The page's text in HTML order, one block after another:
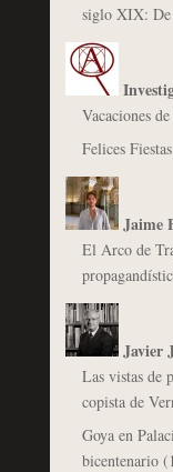
siglo XIX: De
Vacaciones
Felices
Jaime
El Arco de
Javier
Las vistas de
copista de
Goya en
bicentenario